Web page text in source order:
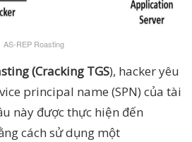
AS-REP Roasting
(Cracking TGS), hacker yêu
principal name (SPN) của tài
này được thực hiện đến
cách sử dụng một